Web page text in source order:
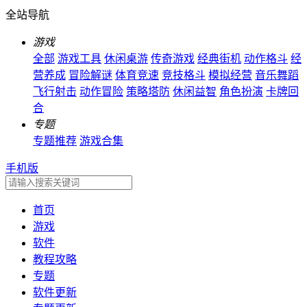
全站导航
游戏
全部 游戏工具 休闲桌游 传奇游戏 经典街机 动作格斗 经
营养成 冒险解谜 体育竞速 竞技格斗 模拟经营 音乐舞蹈
飞行射击 动作冒险 策略塔防 休闲益智 角色扮演 卡牌回
合
专题
专题推荐 游戏合集
手机版
首页
游戏
软件
教程攻略
专题
软件更新